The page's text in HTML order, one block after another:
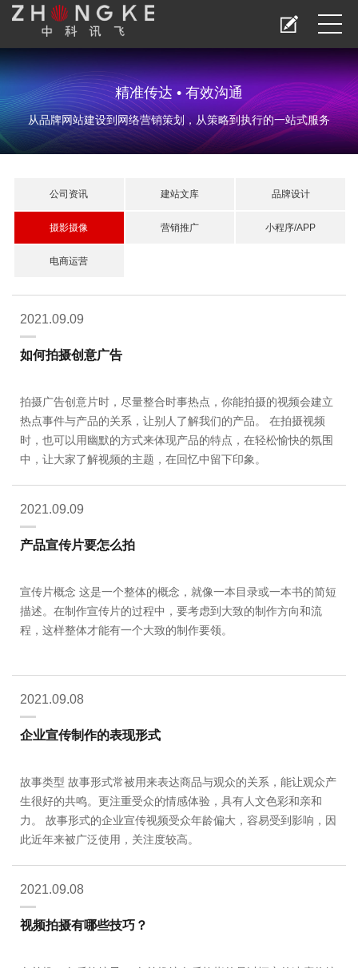
精准传达 • 有效沟通
从品牌网站建设到网络营销策划，从策略到执行的一站式服务
公司资讯 建站文库 品牌设计
摄影摄像 营销推广 小程序/APP
电商运营
2021.09.09
如何拍摄创意广告
拍摄广告创意片时，尽量整合时事热点，你能拍摄的视频会建立
热点事件与产品的关系，让别人了解我们的产品。 在拍摄视频
时，也可以用幽默的方式来体现产品的特点，在轻松愉快的氛围
中，让大家了解视频的主题，在回忆中留下印象。
2021.09.09
产品宣传片要怎么拍
宣传片概念 这是一个整体的概念，就像一本目录或一本书的简短
描述。在制作宣传片的过程中，要考虑到大致的制作方向和流
程，这样整体才能有一个大致的制作要领。
2021.09.08
企业宣传制作的表现形式
故事类型 故事形式常被用来表达商品与观众的关系，能让观众产
生很好的共鸣。更注重受众的情感体验，具有人文色彩和亲和
力。 故事形式的企业宣传视频受众年龄偏大，容易受到影响，因
此近年来被广泛使用，关注度较高。
2021.09.08
视频拍摄有哪些技巧？